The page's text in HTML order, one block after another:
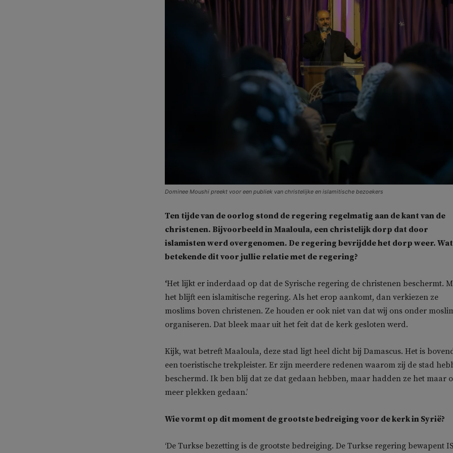
Dominee Moushi preekt voor een publiek van christelijke en islamitische bezoekers
Ten tijde van de oorlog stond de regering regelmatig aan de kant van de
christenen. Bijvoorbeeld in Maaloula, een christelijk dorp dat door
islamisten werd overgenomen. De regering bevrijdde het dorp weer. Wat
betekende dit voor jullie relatie met de regering?
‘Het lijkt er inderdaad op dat de Syrische regering de christenen beschermt.
het blijft een islamitische regering. Als het erop aankomt, dan verkiezen ze
moslims boven christenen. Ze houden er ook niet van dat wij ons onder
organiseren. Dat bleek maar uit het feit dat de kerk gesloten werd.
Kijk, wat betreft Maaloula, deze stad ligt heel dicht bij Damascus. Het is
een toeristische trekpleister. Er zijn meerdere redenen waarom zij de stad
beschermd. Ik ben blij dat ze dat gedaan hebben, maar hadden ze het maar
meer plekken gedaan.’
Wie vormt op dit moment de grootste bedreiging voor de kerk in Syrië?
‘De Turkse bezetting is de grootste bedreiging. De Turkse regering bewapent